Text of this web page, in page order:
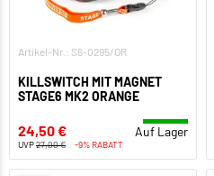
Artikel-Nr.: S6-0295/OR
KILLSWITCH MIT MAGNET
STAGE6 MK2 ORANGE
24,50 € Auf Lager
UVP27,00 € -9% RABATT